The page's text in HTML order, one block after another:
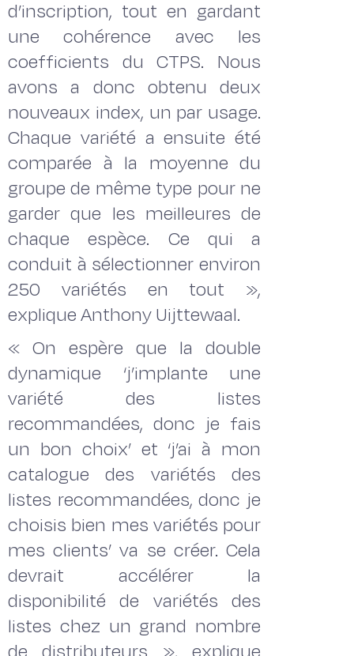
d’inscription, tout en gardant
une cohérence avec les
coefficients du CTPS. Nous
avons a donc obtenu deux
nouveaux index, un par usage.
Chaque variété a ensuite été
comparée à la moyenne du
groupe de même type pour ne
garder que les meilleures de
chaque espèce. Ce qui a
conduit à sélectionner environ
250 variétés en tout »,
explique Anthony Uijttewaal.
« On espère que la double
dynamique ‘j’implante une
variété des listes
recommandées, donc je fais
un bon choix’ et ‘j’ai à mon
catalogue des variétés des
listes recommandées, donc je
choisis bien mes variétés pour
mes clients’ va se créer. Cela
devrait accélérer la
disponibilité de variétés des
listes chez un grand nombre